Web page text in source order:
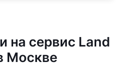
на сервис Land
Москве